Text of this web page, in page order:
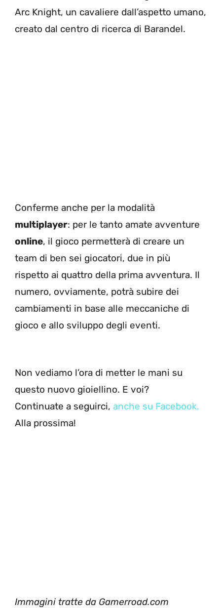
Arc Knight, un cavaliere dall’aspetto umano,
creato dal centro di ricerca di Barandel.
Conferme anche per la modalità
multiplayer: per le tanto amate avventure
online, il gioco permetterà di creare un
team di ben sei giocatori, due in più
rispetto ai quattro della prima avventura. Il
numero, ovviamente, potrà subire dei
cambiamenti in base alle meccaniche di
gioco e allo sviluppo degli eventi.
Non vediamo l’ora di metter le mani su
questo nuovo gioiellino. E voi?
Continuate a seguirci, anche su Facebook.
Alla prossima!
Immagini tratte da Gamerroad.com